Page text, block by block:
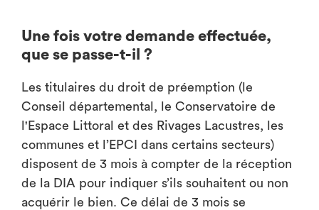
Une fois votre demande effectuée,
que se passe-t-il ?
Les titulaires du droit de préemption (le
Conseil départemental, le Conservatoire de
l'Espace Littoral et des Rivages Lacustres, les
communes et l’EPCI dans certains secteurs)
disposent de 3 mois à compter de la réception
de la DIA pour indiquer s’ils souhaitent ou non
acquérir le bien. Ce délai de 3 mois se